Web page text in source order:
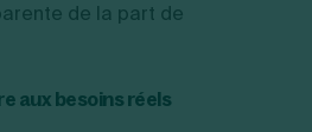
de la part de
aux besoins réels